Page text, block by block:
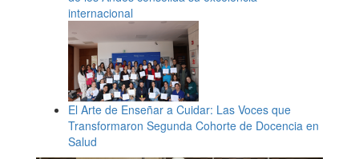
internacional
El Arte de Enseñar a Cuidar: Las Voces que
Transformaron Segunda Cohorte de Docencia en
Salud